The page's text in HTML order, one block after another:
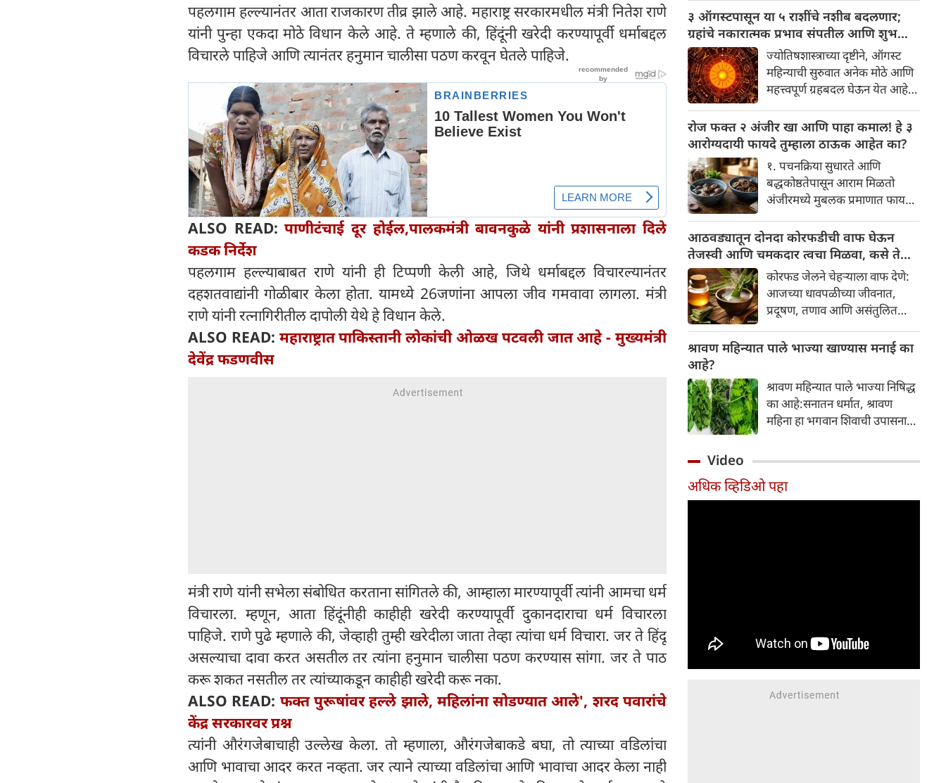
पहलगाम हल्ल्यानंतर आता राजकारण तीव्र झाले आहे. महाराष्ट्र सरकारमधील मंत्री नितेश राणे
यांनी पुन्हा एकदा मोठे विधान केले आहे. ते म्हणाले की, हिंदूंनी खरेदी करण्यापूर्वी धर्माबद्दल
विचारले पाहिजे आणि त्यानंतर हनुमान चालीसा पठण करवून घेतले पाहिजे.
ALSO READ:पाणीटंचाई दूर होईल,पालकमंत्री बावनकुळे यांनी प्रशासनाला दिले
कडक निर्देश
पहलगाम हल्ल्याबाबत राणे यांनी ही टिप्पणी केली आहे, जिथे धर्माबद्दल विचारल्यानंतर
दहशतवाद्यांनी गोळीबार केला होता. यामध्ये 26जणांना आपला जीव गमवावा लागला. मंत्री
राणे यांनी रत्नागिरीतील दापोली येथे हे विधान केले.
ALSO READ: महाराष्ट्रात पाकिस्तानी लोकांची ओळख पटवली जात आहे - मुख्यमंत्री
देवेंद्र फडणवीस
मंत्री राणे यांनी सभेला संबोधित करताना सांगितले की, आम्हाला मारण्यापूर्वी त्यांनी आमचा धर्म
विचारला. म्हणून, आता हिंदूंनीही काहीही खरेदी करण्यापूर्वी दुकानदाराचा धर्म विचारला
पाहिजे. राणे पुढे म्हणाले की, जेव्हाही तुम्ही खरेदीला जाता तेव्हा त्यांचा धर्म विचारा. जर ते हिंदू
असल्याचा दावा करत असतील तर त्यांना हनुमान चालीसा पठण करण्यास सांगा. जर ते पाठ
करू शकत नसतील तर त्यांच्याकडून काहीही खरेदी करू नका.
ALSO READ: फक्त पुरूषांवर हल्ले झाले, महिलांना सोडण्यात आले', शरद पवारांचे
केंद्र सरकारवर प्रश्न
त्यांनी औरंगजेबाचाही उल्लेख केला. तो म्हणाला, औरंगजेबाकडे बघा, तो त्याच्या वडिलांचा
आणि भावाचा आदर करत नव्हता. जर त्याने त्याच्या वडिलांचा आणि भावाचा आदर केला नाही
वाजवताना दिसतील. ही एक सामान्य
प्रथा आहे, पण तुम्ही कधी विचार
केला आहे का की यामागे काय रहस्य
आहे आणि प्रत्येक टाळीचा अर्थ काय
आहे? हा केवळ एक विधी नाही, तर
यामागे खोलवर रुजलेल्या पौराणिक
श्रद्धा, आध्यात्मिक अर्थ आणि काही
वैज्ञानिक तर्कदेखील आहेत. चला, या
अनोख्या परंपरेमागील अर्थ
सविस्तरपणे समजून घेऊया.
३ ऑगस्टपासून या ५ राशींचे नशीब बदलणार;
ग्रहांचे नकारात्मक प्रभाव संपतील आणि शुभ
दिवसांची सुरुवात होईलज्योतिषशास्त्राच्या दृष्टीने, ऑगस्ट
महिन्याची सुरुवात अनेक मोठे आणि
महत्त्वपूर्ण ग्रहबदल घेऊन येत आहे.
हालचाल अनेक राशींच्या जीवनात
सकारात्मक बदल घडवून आणणार
आहे. विशेषतः ३ ऑगस्ट रोजी एक
अत्यंत दुर्मिळ आणि फलदायी
ग्रहस्थिती (संयोग) तयार होत आहे.
या दिवशी तयार होणारे शुभ योग,
ग्रहांची स्थिती आणि या गोचरमुळे
ज्यांचे नशीब उजळणार आहे अशा
भाग्यवान राशींबद्दल आपण जाणून
घेऊया!
रोज फक्त २ अंजीर खा आणि पाहा कमाल! हे ३
आरोग्यदायी फायदे तुम्हाला ठाऊक आहेत का?
१. पचनक्रिया सुधारते आणि
बद्धकोष्ठतेपासून आराम मिळतो
अंजीरमध्ये मुबलक प्रमाणात फायबर
बद्धकोष्ठता, गॅस किंवा अपचनाचा
त्रास होत असेल, तर अंजीर
तुमच्यासाठी वरदान ठरू शकते. हे
आतड्यांची स्वच्छता ठेवण्यास मदत
करते. पचनसंस्था मजबूत करून पोट
साफ होण्यास मदत करते.
आठवड्यातून दोनदा कोरफडीची वाफ घेऊन
तेजस्वी आणि चमकदार त्वचा मिळवा, कसे ते
जाणून घ्या
कोरफड जेलने चेहऱ्याला वाफ देणे:
आजच्या धावपळीच्या जीवनात,
प्रदूषण, तणाव आणि असंतुलित
नकारात्मक परिणाम होऊ शकतो.
होते, ज्यामुळे निस्तेजपणा, मुरुमे
आणि ब्लॅकहेड्स यांसारख्या समस्या
निर्माण होतात.
श्रावण महिन्यात पाले भाज्या खाण्यास मनाई का
आहे?
श्रावण महिन्यात पाले भाज्या निषिद्ध
का आहे:सनातन धर्मात, श्रावण
महिना हा भगवान शिवाची उपासना
दानधर्म आणि सात्विक जीवनशैलीचे
पालन करतात.
Video
अधिक व्हिडिओ पहा